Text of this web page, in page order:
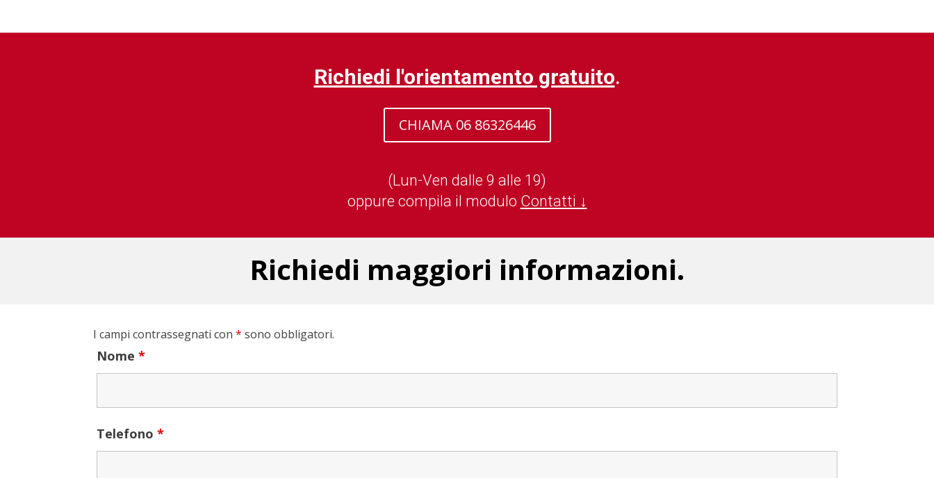
Richiedi l'orientamento gratuito.
CHIAMA 06 86326446
(Lun-Ven dalle 9 alle 19)
oppure compila il modulo Contatti ↓
Richiedi maggiori informazioni.
I campi contrassegnati con* sono obbligatori.
Nome*
Telefono*